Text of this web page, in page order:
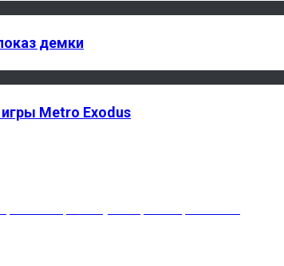
демки
Metro Exodus